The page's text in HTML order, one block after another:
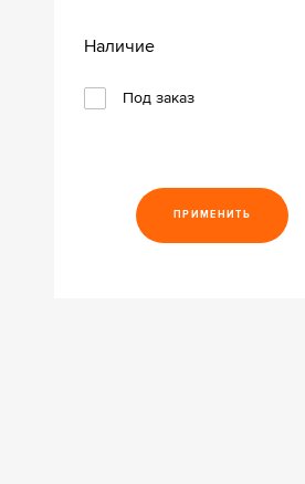
Наличие
Под заказ